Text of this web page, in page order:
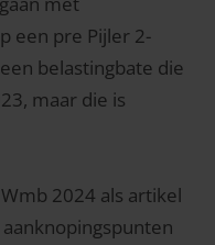
een pre Pijler 2-
belastingbate die
maar die is
2024 als artikel